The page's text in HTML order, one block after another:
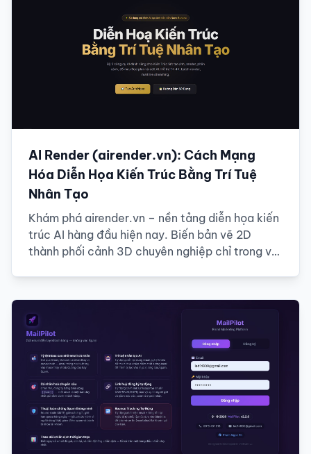
AI Render (airender.vn): Cách Mạng
Hóa Diễn Họa Kiến Trúc Bằng Trí Tuệ
Nhân Tạo
Khám phá airender.vn – nền tảng diễn họa kiến
trúc AI hàng đầu hiện nay. Biến bản vẽ 2D
thành phối cảnh 3D chuyên nghiệp chỉ trong vài